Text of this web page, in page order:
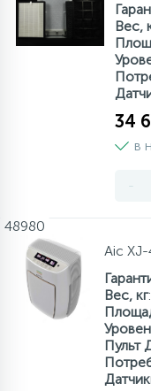
Вес,
34
в
-
48980
Aic
Вес, кг
Пульт